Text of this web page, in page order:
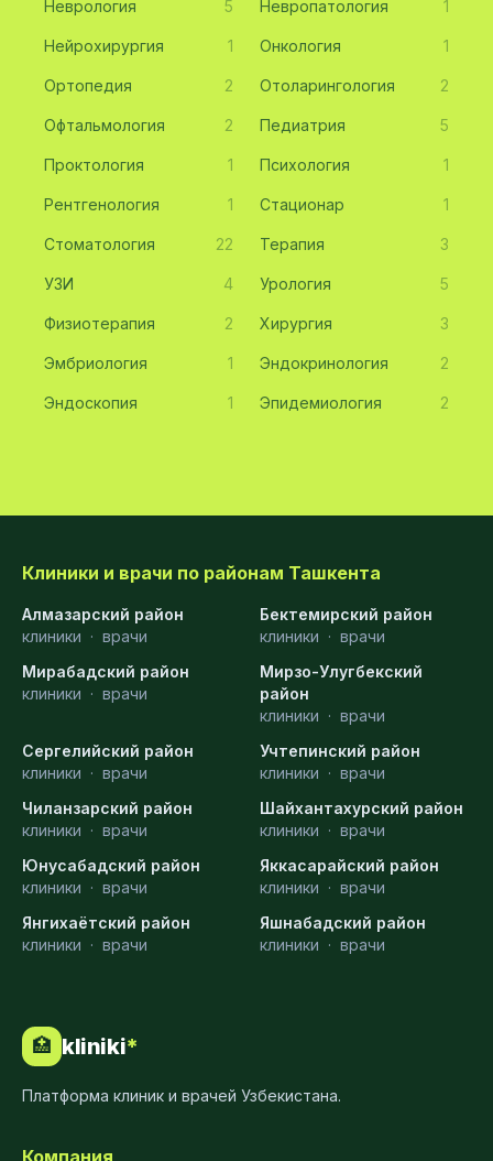
Неврология 5 Невропатология 1
Нейрохирургия 1 Онкология 1
Ортопедия 2 Отоларингология 2
Офтальмология 2 Педиатрия 5
Проктология 1 Психология 1
Рентгенология 1 Стационар 1
Стоматология 22 Терапия 3
УЗИ 4 Урология 5
Физиотерапия 2 Хирургия 3
Эмбриология 1 Эндокринология 2
Эндоскопия 1 Эпидемиология 2
Клиники и врачи по районам Ташкента
Алмазарский район
клиники · врачи
Бектемирский район
клиники · врачи
Мирабадский район
клиники · врачи
Мирзо-Улугбекский
район
клиники · врачи
Сергелийский район
клиники · врачи
Учтепинский район
клиники · врачи
Чиланзарский район
клиники · врачи
Шайхантахурский район
клиники · врачи
Юнусабадский район
клиники · врачи
Яккасарайский район
клиники · врачи
Янгихаётский район
клиники · врачи
Яшнабадский район
клиники · врачи
🏥 kliniki*
Платформа клиник и врачей Узбекистана.
Компания